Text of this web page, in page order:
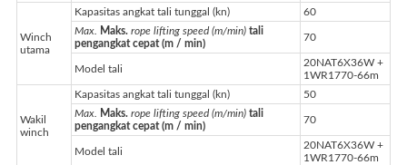
Winch
utama
Kapasitas angkat tali tunggal (kn)
60
Max. Maks. rope lifting speed (m/min) tali
pengangkat cepat (m / min)
70
Model tali
20NAT6X36W +
1WR1770-66m
Wakil
winch
Kapasitas angkat tali tunggal (kn)
50
Max. Maks. rope lifting speed (m/min) tali
pengangkat cepat (m / min)
70
Model tali
20NAT6X36W +
1WR1770-66m